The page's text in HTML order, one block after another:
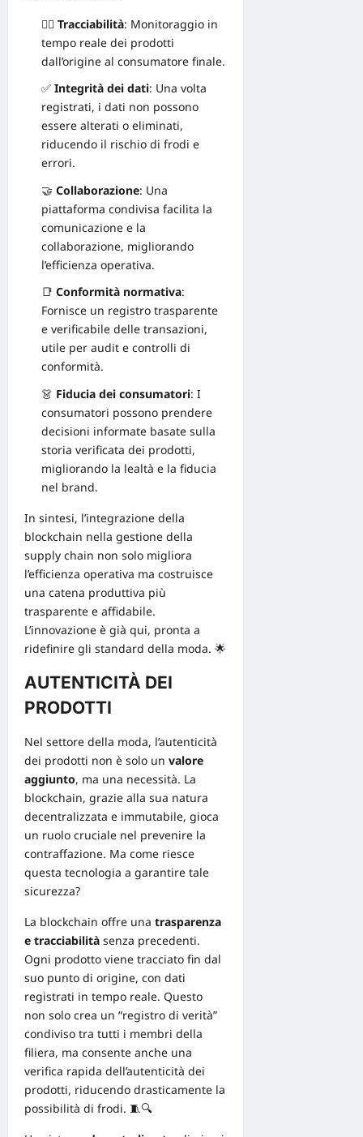
🕵️‍♀️ Tracciabilità: Monitoraggio in
tempo reale dei prodotti
dall’origine al consumatore finale.
✅ Integrità dei dati: Una volta
registrati, i dati non possono
essere alterati o eliminati,
riducendo il rischio di frodi e
errori.
🤝 Collaborazione: Una
piattaforma condivisa facilita la
comunicazione e la
collaborazione, migliorando
l’efficienza operativa.
📑 Conformità normativa:
Fornisce un registro trasparente
e verificabile delle transazioni,
utile per audit e controlli di
conformità.
👗 Fiducia dei consumatori: I
consumatori possono prendere
decisioni informate basate sulla
storia verificata dei prodotti,
migliorando la lealtà e la fiducia
nel brand.
In sintesi, l’integrazione della
blockchain nella gestione della
supply chain non solo migliora
l’efficienza operativa ma costruisce
una catena produttiva più
trasparente e affidabile.
L’innovazione è già qui, pronta a
ridefinire gli standard della moda. 🌟
AUTENTICITÀ DEI
PRODOTTI
Nel settore della moda, l’autenticità
dei prodotti non è solo un valore
aggiunto, ma una necessità. La
blockchain, grazie alla sua natura
decentralizzata e immutabile, gioca
un ruolo cruciale nel prevenire la
contraffazione. Ma come riesce
questa tecnologia a garantire tale
sicurezza?
La blockchain offre una trasparenza
e tracciabilità senza precedenti.
Ogni prodotto viene tracciato fin dal
suo punto di origine, con dati
registrati in tempo reale. Questo
non solo crea un “registro di verità”
condiviso tra tutti i membri della
filiera, ma consente anche una
verifica rapida dell’autenticità dei
prodotti, riducendo drasticamente la
possibilità di frodi. 🧵🔍